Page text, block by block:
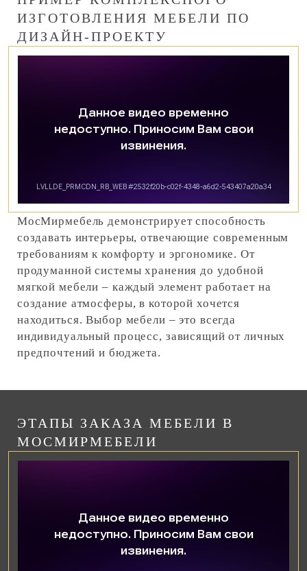
ИЗГОТОВЛЕНИЯ МЕБЕЛИ ПО
ДИЗАЙН-ПРОЕКТУ
МосМирмебель демонстрирует способность
создавать интерьеры, отвечающие современным
требованиям к комфорту и эргономике. От
продуманной системы хранения до удобной
мягкой мебели – каждый элемент работает на
создание атмосферы, в которой хочется
находиться. Выбор мебели – это всегда
индивидуальный процесс, зависящий от личных
предпочтений и бюджета.
ЭТАПЫ ЗАКАЗА МЕБЕЛИ В
МОСМИРМЕБЕЛИ